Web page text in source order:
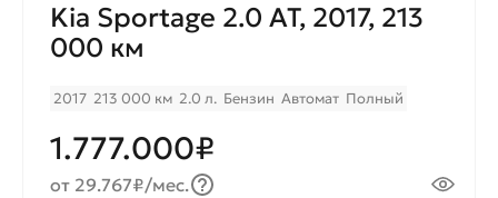
Kia Sportage 2.0 AT, 2017, 213
000 км
2017 213 000 км 2.0 л. Бензин Автомат Полный
1.777.000₽
от 29.767₽/мес.